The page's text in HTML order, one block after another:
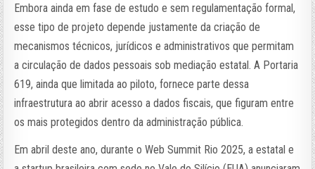
Embora ainda em fase de estudo e sem regulamentação formal,
esse tipo de projeto depende justamente da criação de
mecanismos técnicos, jurídicos e administrativos que permitam
a circulação de dados pessoais sob mediação estatal. A Portaria
619, ainda que limitada ao piloto, fornece parte dessa
infraestrutura ao abrir acesso a dados fiscais, que figuram entre
os mais protegidos dentro da administração pública.
Em abril deste ano, durante o Web Summit Rio 2025, a estatal e